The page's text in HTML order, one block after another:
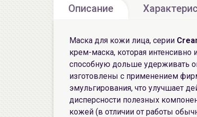
Описание
Маска для кожи лица, серии
крем-маска, которая интенсивно
способную дольше удерживать
изготовлены с применением
эмульгирования, что улучшает
дисперсности полезных
кожей (в отличии от работы